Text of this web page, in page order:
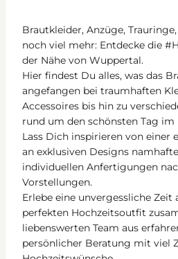
Brautkleider, Anzüge,
noch viel mehr: Entdecke die
der Nähe von Wuppertal.
Hier findest Du alles, was das
angefangen bei traumhaften
Accessoires bis hin zu
rund um den schönsten Tag im
Lass Dich inspirieren von einer
an exklusiven Designs
individuellen Anfertigungen
Vorstellungen.
Erlebe eine unvergessliche
perfekten Hochzeitsoutfit
liebenswerten Team aus
persönlicher Beratung mit viel